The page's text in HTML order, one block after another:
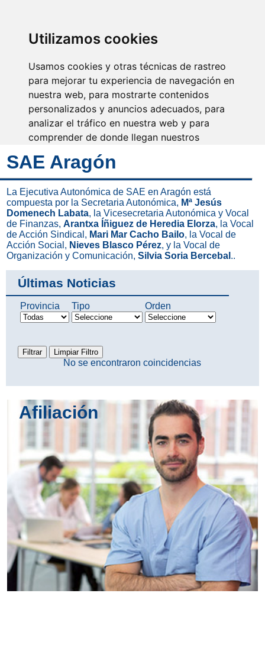
Utilizamos cookies
Usamos cookies y otras técnicas de rastreo
para mejorar tu experiencia de navegación en
nuestra web, para mostrarte contenidos
personalizados y anuncios adecuados, para
analizar el tráfico en nuestra web y para
comprender de donde llegan nuestros
Aceptar
Rechazar
Configurar
Surcando caminos
SAE Aragón
La Ejecutiva Autonómica de SAE en Aragón está
compuesta por la Secretaria Autonómica, Mª Jesús
Domenech Labata, la Vicesecretaria Autonómica y Vocal
de Finanzas,Arantxa Íñiguez de Heredia Elorza, la Vocal
de Acción Sindical, Mari Mar Cacho Bailo, la Vocal de
Acción Social, Nieves Blasco Pérez, y la Vocal de
Organización y Comunicación,Silvia Soria Bercebal ..
Últimas Noticias
Provincia Tipo Orden
No se encontraron coincidencias
Afiliación